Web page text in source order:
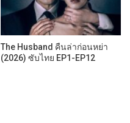
The Husband คืนล่าก่อนหย่า
(2026) ซับไทย EP1-EP12